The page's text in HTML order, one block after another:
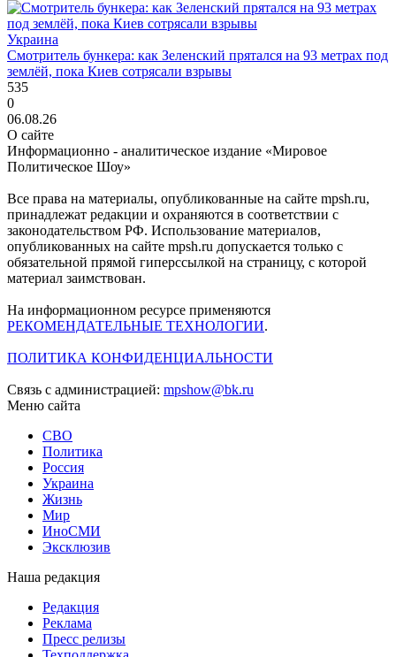
Украина
Смотритель бункера: как Зеленский прятался на 93 метрах под
землёй, пока Киев сотрясали взрывы
535
0
06.08.26
О сайте
Информационно - аналитическое издание «Мировое
Политическое Шоу»
Все права на материалы, опубликованные на сайте mpsh.ru,
принадлежат редакции и охраняются в соответствии с
законодательством РФ. Использование материалов,
опубликованных на сайте mpsh.ru допускается только с
обязательной прямой гиперссылкой на страницу, с которой
материал заимствован.
На информационном ресурсе применяются
РЕКОМЕНДАТЕЛЬНЫЕ ТЕХНОЛОГИИ.
ПОЛИТИКА КОНФИДЕНЦИАЛЬНОСТИ
Связь с администрацией: mpshow@bk.ru
Меню сайта
СВО
Политика
Россия
Украина
Жизнь
Мир
ИноСМИ
Эксклюзив
Наша редакция
Редакция
Реклама
Пресс релизы